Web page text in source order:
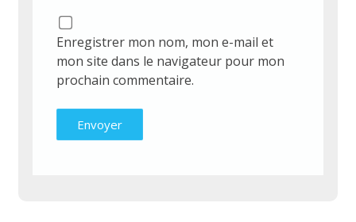
Enregistrer mon nom, mon e-mail et
mon site dans le navigateur pour mon
prochain commentaire.